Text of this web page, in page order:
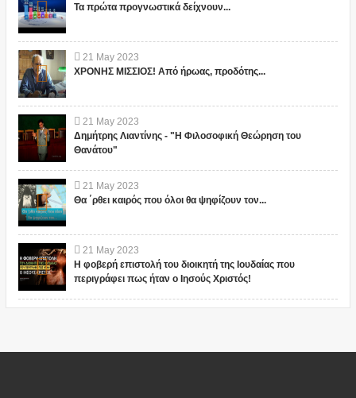
Τα πρώτα προγνωστικά δείχνουν...
21 May 2023
ΧΡΟΝΗΣ ΜΙΣΣΙΟΣ! Από ήρωας, προδότης...
21 May 2023
Δημήτρης Λιαντίνης - "Η Φιλοσοφική Θεώρηση του
Θανάτου"
21 May 2023
Θα ΄ρθει καιρός που όλοι θα ψηφίζουν τον...
21 May 2023
Η φοβερή επιστολή του διοικητή της Ιουδαίας που
περιγράφει πως ήταν ο Ιησούς Χριστός!